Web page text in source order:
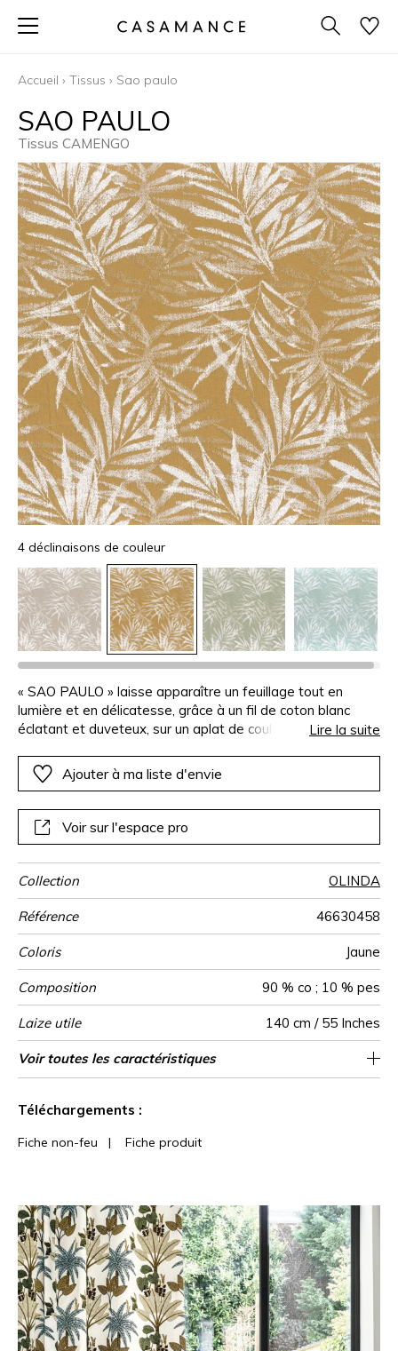
Accueil › Tissus › Sao paulo
SAO PAULO
Tissus CAMENGO
4 déclinaisons de couleur
« SAO PAULO » laisse apparaître un feuillage tout en
lumière et en délicatesse, grâce à un fil de coton blanc
éclatant et duveteux, sur un aplat de couleur : lin, céladon,
polyester habille la maison avec beaucoup de chic, de
subtilité et de poésie.
Lire la suite
Ajouter à ma liste d'envie
Voir sur l'espace pro
Collection OLINDA
Référence 46630458
Coloris Jaune
Composition 90 % co ; 10 % pes
Laize utile 140 cm / 55 Inches
Rétrécissement <1%
Raccord Raccord droit
Sens De large
Poids g/m² 270
Usage
Entretien
Pays d'origine Turquie
Rapport
Horizontal
28 cm / 11 Inches
Rapport
Vertical
56 cm / 22 Inches
Voir toutes les caractéristiques
Téléchargements :
Fiche non-feu | Fiche produit